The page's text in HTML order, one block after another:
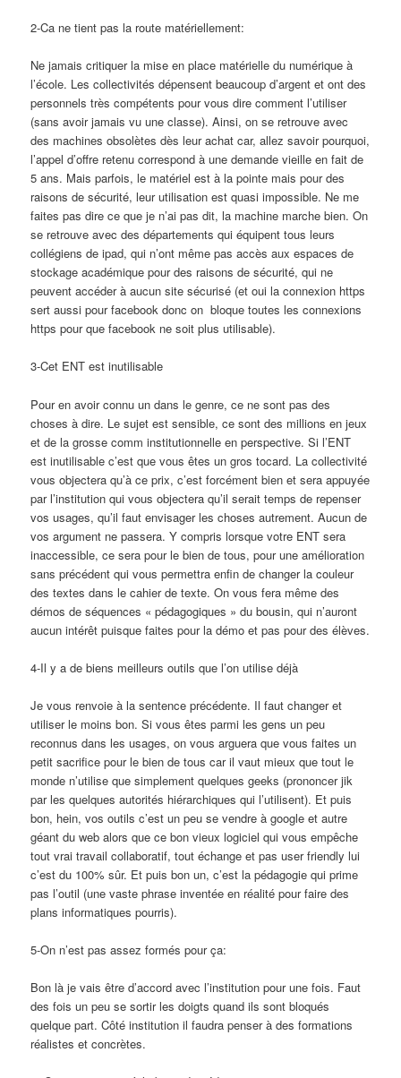
2-Ca ne tient pas la route matériellement:
Ne jamais critiquer la mise en place matérielle du numérique à
l’école. Les collectivités dépensent beaucoup d’argent et ont des
personnels très compétents pour vous dire comment l’utiliser
(sans avoir jamais vu une classe). Ainsi, on se retrouve avec
des machines obsolètes dès leur achat car, allez savoir pourquoi,
l’appel d’offre retenu correspond à une demande vieille en fait de
5 ans. Mais parfois, le matériel est à la pointe mais pour des
raisons de sécurité, leur utilisation est quasi impossible. Ne me
faites pas dire ce que je n’ai pas dit, la machine marche bien. On
se retrouve avec des départements qui équipent tous leurs
collégiens de ipad, qui n’ont même pas accès aux espaces de
stockage académique pour des raisons de sécurité, qui ne
peuvent accéder à aucun site sécurisé (et oui la connexion https
sert aussi pour facebook donc on bloque toutes les connexions
https pour que facebook ne soit plus utilisable).
3-Cet ENT est inutilisable
Pour en avoir connu un dans le genre, ce ne sont pas des
choses à dire. Le sujet est sensible, ce sont des millions en jeux
et de la grosse comm institutionnelle en perspective. Si l’ENT
est inutilisable c’est que vous êtes un gros tocard. La collectivité
vous objectera qu’à ce prix, c’est forcément bien et sera appuyée
par l’institution qui vous objectera qu’il serait temps de repenser
vos usages, qu’il faut envisager les choses autrement. Aucun de
vos argument ne passera. Y compris lorsque votre ENT sera
inaccessible, ce sera pour le bien de tous, pour une amélioration
sans précédent qui vous permettra enfin de changer la couleur
des textes dans le cahier de texte. On vous fera même des
démos de séquences « pédagogiques » du bousin, qui n’auront
aucun intérêt puisque faites pour la démo et pas pour des élèves.
4-Il y a de biens meilleurs outils que l’on utilise déjà
Je vous renvoie à la sentence précédente. Il faut changer et
utiliser le moins bon. Si vous êtes parmi les gens un peu
reconnus dans les usages, on vous arguera que vous faites un
petit sacrifice pour le bien de tous car il vaut mieux que tout le
monde n’utilise que simplement quelques geeks (prononcer jik
par les quelques autorités hiérarchiques qui l’utilisent). Et puis
bon, hein, vos outils c’est un peu se vendre à google et autre
géant du web alors que ce bon vieux logiciel qui vous empêche
tout vrai travail collaboratif, tout échange et pas user friendly lui
c’est du 100% sûr. Et puis bon un, c’est la pédagogie qui prime
pas l’outil (une vaste phrase inventée en réalité pour faire des
plans informatiques pourris).
5-On n’est pas assez formés pour ça:
Bon là je vais être d’accord avec l’institution pour une fois. Faut
des fois un peu se sortir les doigts quand ils sont bloqués
quelque part. Côté institution il faudra penser à des formations
réalistes et concrètes.